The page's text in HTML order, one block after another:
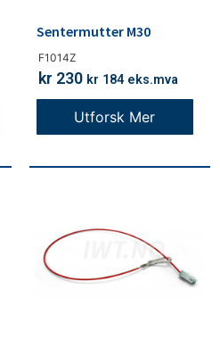
F1014Z
Sentermutter M30
kr 230 kr 184 eks.mva
Utforsk Mer